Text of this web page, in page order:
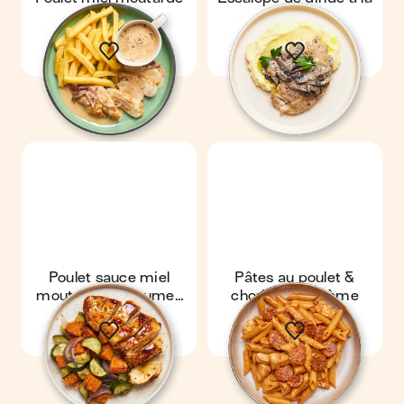
& frites
crème de
champignons & purée
maison
Poulet sauce miel
moutarde & légumes
rôtis
Pâtes au poulet &
chorizo à la crème